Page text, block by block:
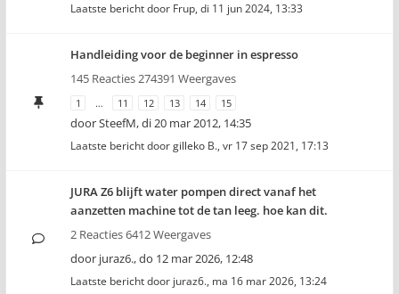
Laatste bericht door Frup, di 11 jun 2024, 13:33
Handleiding voor de beginner in espresso
145 Reacties 274391 Weergaves
1 … 11 12 13 14 15
doorSteefM,di 20 mar 2012, 14:35
Laatste bericht doorgilleko B., vr 17 sep 2021, 17:13
JURA Z6 blijft water pompen direct vanaf het
aanzetten machine tot de tan leeg. hoe kan dit.
2 Reacties 6412 Weergaves
door juraz6.,do 12 mar 2026, 12:48
Laatste bericht door juraz6., ma 16 mar 2026, 13:24